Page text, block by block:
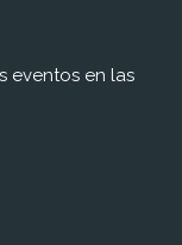
eventos en las